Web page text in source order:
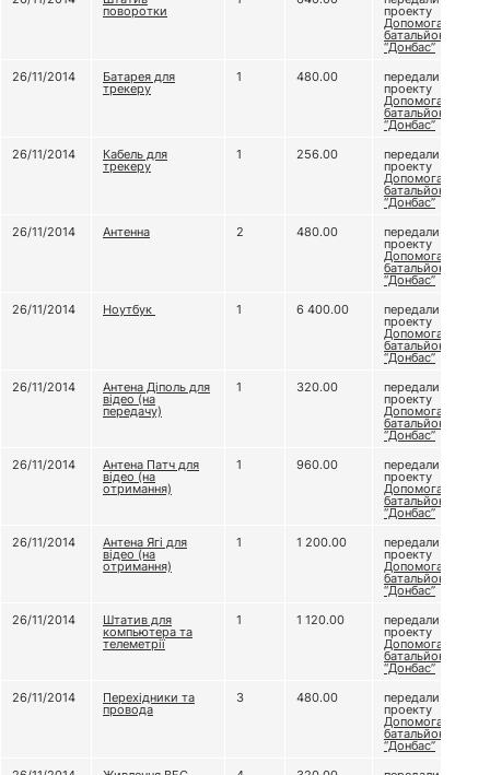
поворотки проекту
Допомога
батальйону
“Донбас”
26/11/2014
Батарея для
трекеру
1 480.00 передали
проекту
Допомога
батальйону
“Донбас”
26/11/2014
Кабель для
трекеру
1 256.00 передали
проекту
Допомога
батальйону
“Донбас”
26/11/2014
Антенна 2 480.00 передали
проекту
Допомога
батальйону
“Донбас”
26/11/2014
Ноутбук 1 6 400.00 передали
проекту
Допомога
батальйону
“Донбас”
26/11/2014
Антена Діполь для
відео (на
передачу)
1 320.00 передали
проекту
Допомога
батальйону
“Донбас”
26/11/2014
Антена Патч для
відео (на
отримання)
1 960.00 передали
проекту
Допомога
батальйону
“Донбас”
26/11/2014
Антена Ягі для
відео (на
отримання)
1 1 200.00 передали
проекту
Допомога
батальйону
“Донбас”
26/11/2014
Штатив для
компьютера та
телеметрії
1 1 120.00 передали
проекту
Допомога
батальйону
“Донбас”
26/11/2014
Перехідники та
провода
3 480.00 передали
проекту
Допомога
батальйону
“Донбас”